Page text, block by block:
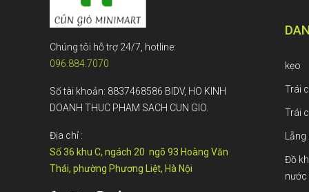
Chúng tôi hỗ trợ 24/7, hotline:
096.884.7070
Số tài khoản: 8837468586 BIDV, HO KINH
DOANH THUC PHAM SACH CUN GIO.
Địa chỉ :
Số 36 khu C, ngách 20 ngõ 93 Hoàng Văn
Thái, phường Phương Liệt, Hà Nội
kẹo
Trái
Trái
Đồ
nước